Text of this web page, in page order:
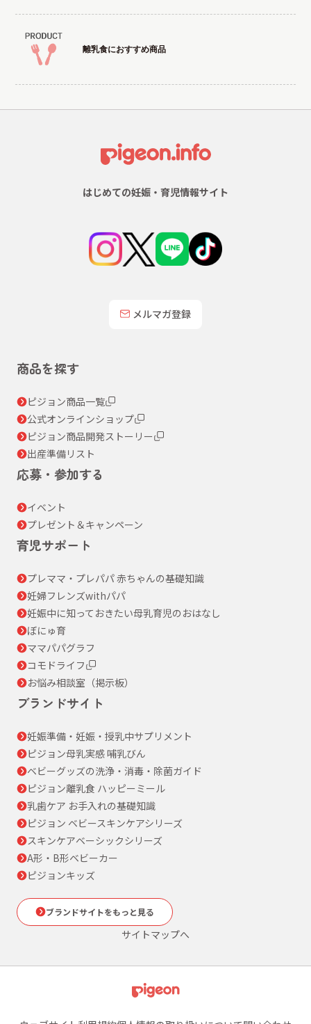
離乳食におすすめ商品
はじめての妊娠・育児情報サイト
メルマガ登録
商品を探す
ピジョン商品一覧
公式オンラインショップ
ピジョン商品開発ストーリー
出産準備リスト
応募・参加する
イベント
プレゼント＆キャンペーン
育児サポート
プレママ・プレパパ 赤ちゃんの基礎知識
妊婦フレンズwithパパ
妊娠中に知っておきたい母乳育児のおはなし
ぼにゅ育
ママパパグラフ
コモドライフ
お悩み相談室（掲示板）
ブランドサイト
妊娠準備・妊娠・授乳中サプリメント
ピジョン母乳実感 哺乳びん
ベビーグッズの洗浄・消毒・除菌ガイド
ピジョン離乳食 ハッピーミール
乳歯ケア お手入れの基礎知識
ピジョン ベビースキンケアシリーズ
スキンケアベーシックシリーズ
A形・B形ベビーカー
ピジョンキッズ
ブランドサイトをもっと見る
サイトマップへ